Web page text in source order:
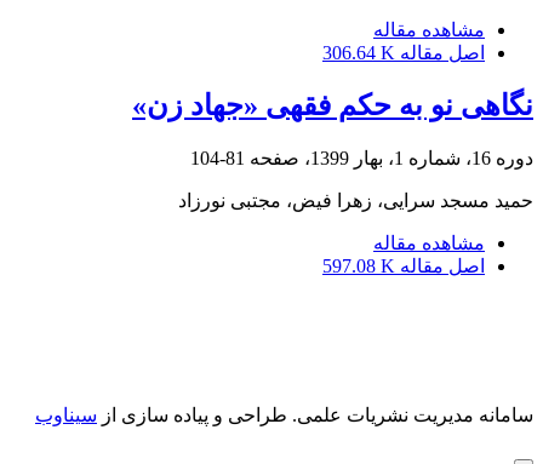
مشاهده مقاله
اصل مقاله 306.64 K
نگاهی نو به حکم فقهی «جهاد زن»
دوره 16، شماره 1، بهار 1399، صفحه 81-104
حمید مسجد سرایی، زهرا فیض، مجتبی نورزاد
مشاهده مقاله
اصل مقاله 597.08 K
سامانه مدیریت نشریات علمی. طراحی و پیاده سازی از سیناوب